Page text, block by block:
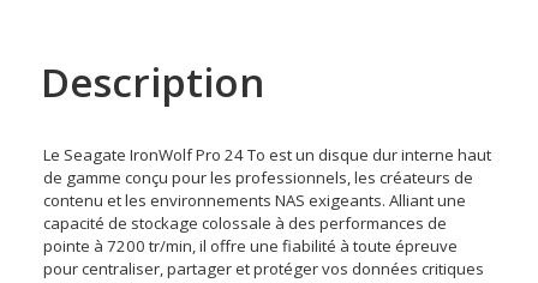
Description
Le Seagate IronWolf Pro 24 To est un disque dur interne haut
de gamme conçu pour les professionnels, les créateurs de
contenu et les environnements NAS exigeants. Alliant une
capacité de stockage colossale à des performances de
pointe à 7200 tr/min, il offre une fiabilité à toute épreuve
pour centraliser, partager et protéger vos données critiques